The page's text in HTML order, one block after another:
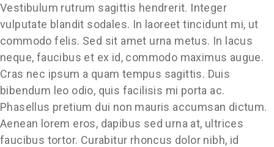
Vestibulum rutrum sagittis hendrerit. Integer
vulputate blandit sodales. In laoreet tincidunt mi, ut
commodo felis. Sed sit amet urna metus. In lacus
neque, faucibus et ex id, commodo maximus augue.
Cras nec ipsum a quam tempus sagittis. Duis
bibendum leo odio, quis facilisis mi porta ac.
Phasellus pretium dui non mauris accumsan dictum.
Aenean lorem eros, dapibus sed urna at, ultrices
faucibus tortor. Curabitur rhoncus dolor nibh, id